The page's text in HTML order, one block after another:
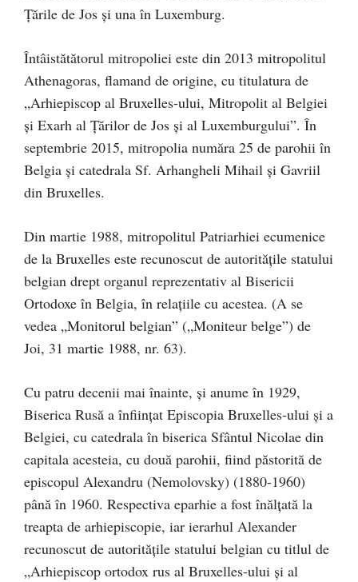
Țările de Jos și una în Luxemburg.
Întâistătătorul mitropoliei este din 2013 mitropolitul
Athenagoras, flamand de origine, cu titulatura de
„Arhiepiscop al Bruxelles-ului, Mitropolit al Belgiei
și Exarh al Țărilor de Jos și al Luxemburgului”. În
septembrie 2015, mitropolia număra 25 de parohii în
Belgia și catedrala Sf. Arhangheli Mihail și Gavriil
din Bruxelles.
Din martie 1988, mitropolitul Patriarhiei ecumenice
de la Bruxelles este recunoscut de autoritățile statului
belgian drept organul reprezentativ al Bisericii
Ortodoxe în Belgia, în relațiile cu acestea. (A se
vedea „Monitorul belgian” („Moniteur belge”) de
Joi, 31 martie 1988, nr. 63).
Cu patru decenii mai înainte, și anume în 1929,
Biserica Rusă a înființat Episcopia Bruxelles-ului și a
Belgiei, cu catedrala în biserica Sfântul Nicolae din
capitala acesteia, cu două parohii, fiind păstorită de
episcopul Alexandru (Nemolovsky) (1880-1960)
până în 1960. Respectiva eparhie a fost înălțată la
treapta de arhiepiscopie, iar ierarhul Alexander
recunoscut de autoritățile statului belgian cu titlul de
„Arhiepiscop ortodox rus al Bruxelles-ului și al